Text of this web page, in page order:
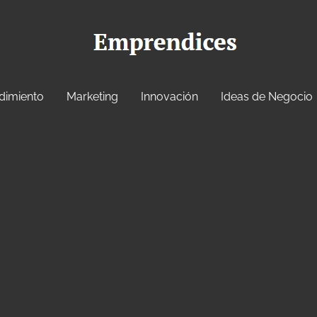
Marketing Innovación Ideas de Negocio